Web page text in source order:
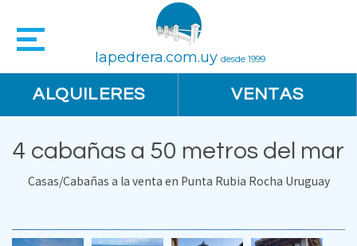
lapedrera.com.uy desde 1999
ALQUILERES VENTAS
4 cabañas a 50 metros del mar
Casas/Cabañas a la venta en Punta Rubia Rocha Uruguay